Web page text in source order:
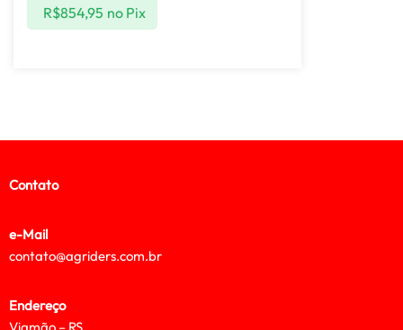
R$854,95 no Pix
Contato
e-Mail
contato@agriders.com.br
Endereço